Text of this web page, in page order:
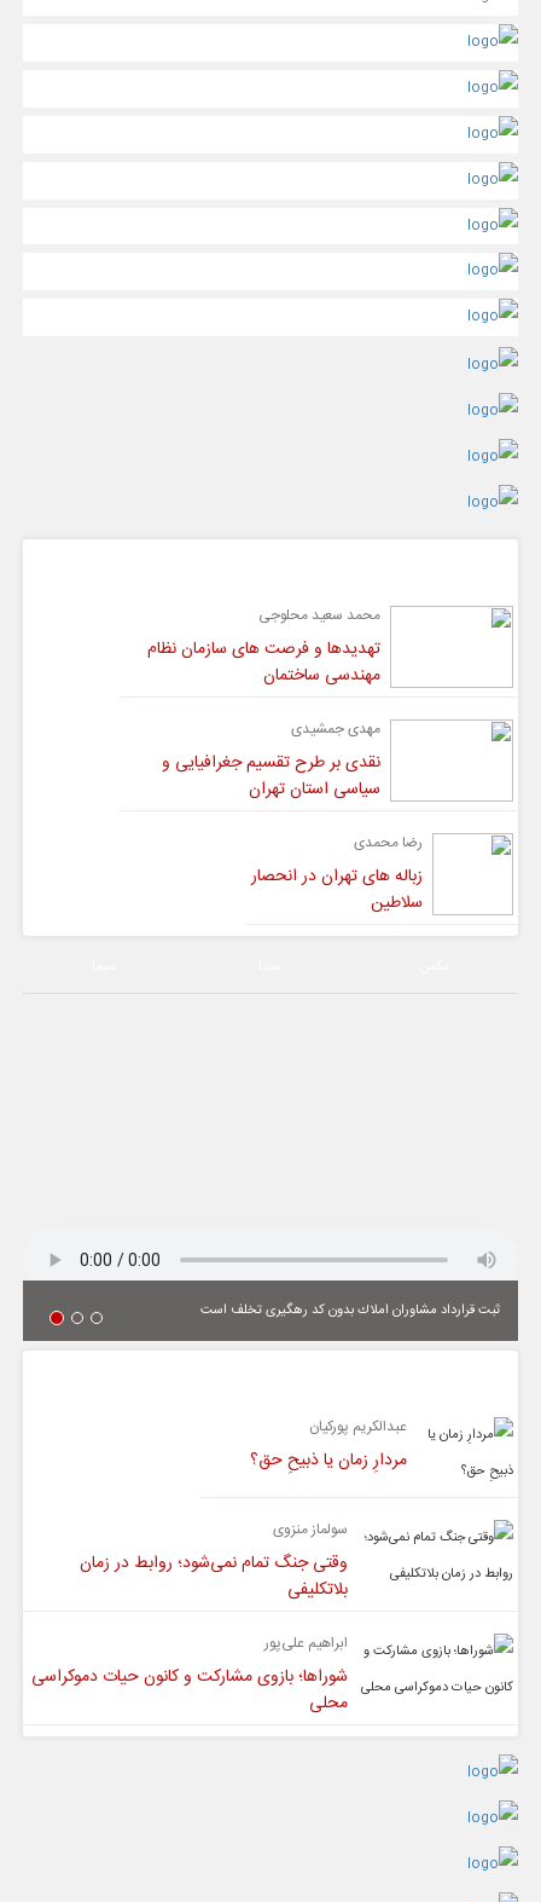
محمد سعید محلوجی
تهدیدها و فرصت های سازمان نظام
مهندسی ساختمان
مهدی جمشیدی
نقدی بر طرح تقسیم جغرافیایی و
سیاسی استان تهران
رضا محمدی
زباله های تهران در انحصار
سلاطین
ثبت قرارداد مشاوران املاك بدون كد رهگیری تخلف است
عبدالکریم پورکیان
مردارِ زمان یا ذبیحِ حق؟
سولماز منزوی
وقتی جنگ تمام نمی‌شود؛ روابط در زمان
بلاتکلیفی
ابراهیم علی‌پور
شوراها؛ بازوی مشارکت و کانون حیات دموکراسی
محلی